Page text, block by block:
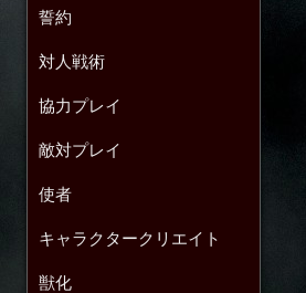
誓約
対人戦術
協力プレイ
敵対プレイ
使者
キャラクタークリエイト
獣化